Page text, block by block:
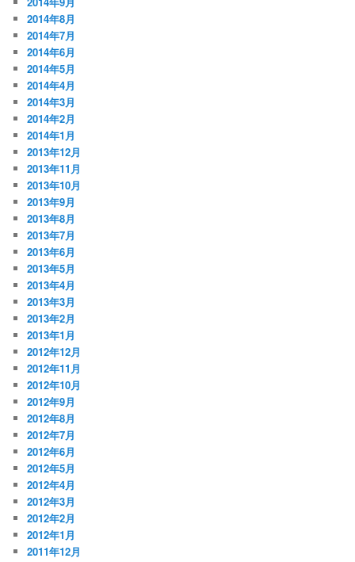
2014年8月
2014年7月
2014年6月
2014年5月
2014年4月
2014年3月
2014年2月
2014年1月
2013年12月
2013年11月
2013年10月
2013年9月
2013年8月
2013年7月
2013年6月
2013年5月
2013年4月
2013年3月
2013年2月
2013年1月
2012年12月
2012年11月
2012年10月
2012年9月
2012年8月
2012年7月
2012年6月
2012年5月
2012年4月
2012年3月
2012年2月
2012年1月
2011年12月